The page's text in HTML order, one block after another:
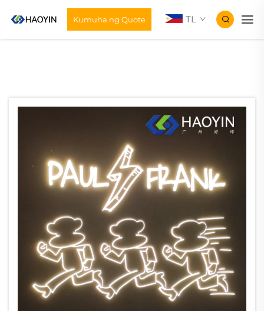
Kumuha ng Quote TL